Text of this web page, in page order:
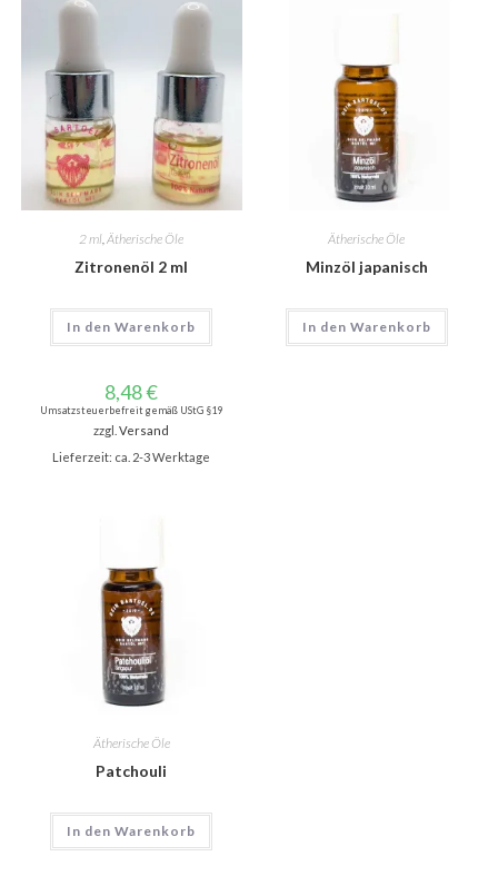
2 ml ,Ätherische Öle
Zitronenöl 2 ml
In den Warenkorb
Ätherische Öle
Minzöl japanisch
In den Warenkorb
8,48€
Umsatzsteuerbefreit gemäß UStG §19
zzgl.Versand
Lieferzeit: ca. 2-3 Werktage
Ätherische Öle
Patchouli
In den Warenkorb